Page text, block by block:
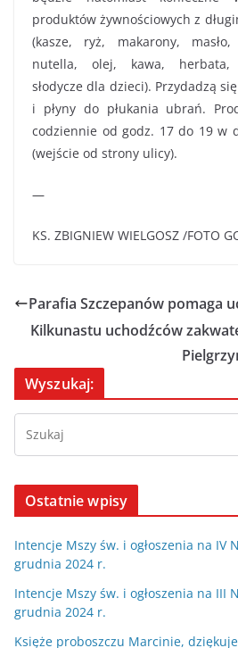
produktów żywnościowych z
(kasze, ryż, makarony,
nutella, olej, kawa, herbata,
słodycze dla dzieci). Przydadzą
i płyny do płukania ubrań.
codziennie od godz. 17 do 19 w
(wejście od strony ulicy).
—
KS. ZBIGNIEW WIELGOSZ /FOTO
Parafia Szczepanów pomaga
Kilkunastu uchodźców
Wyszukaj:
Ostatnie wpisy
Intencje Mszy św. i ogłoszenia na IV
grudnia 2024 r.
Intencje Mszy św. i ogłoszenia na III
grudnia 2024 r.
Księże proboszczu Marcinie,